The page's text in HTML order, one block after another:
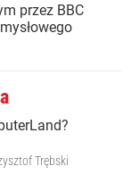
przez BBC
Trębski